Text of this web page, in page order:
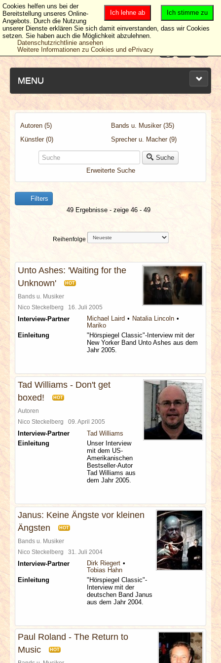
MENU
NEUESTE ARTIKEL
NEWS & DATES
VERLOSUNGEN
REDAKTION
LINKS
Autoren (5)
Bands u. Musiker (35)
Künstler (0)
Sprecher u. Macher (9)
Suche
Erweiterte Suche
Filters
49 Ergebnisse - zeige 46 - 49
Reihenfolge
Unto Ashes: 'Waiting for the
Unknown'
HOT
Bands u. Musiker
Nico Steckelberg 16. Juli 2005
Interview-Partner Michael Laird
Natalia Lincoln
Mariko
Einleitung
"Hörspiegel Classic"-Interview mit der
New Yorker Band Unto Ashes aus dem
Jahr 2005.
Tad Williams - Don't get
boxed!
HOT
Autoren
Nico Steckelberg 09. April 2005
Interview-Partner
Tad Williams
Einleitung
Unser Interview
mit dem US-
Amerikanischen
Bestseller-Autor
Tad Williams aus
dem Jahr 2005.
Janus: Keine Ängste vor kleinen
Ängsten
HOT
Bands u. Musiker
Nico Steckelberg 31. Juli 2004
Interview-Partner
Dirk Riegert
Tobias Hahn
Einleitung
"Hörspiegel Classic"-
Interview mit der
deutschen Band Janus
aus dem Jahr 2004.
Paul Roland - The Return to
Music
HOT
Ich stimme zu
Ich lehne ab
Cookies helfen uns bei der
Bereitstellung unseres Online-
Angebots. Durch die Nutzung
unserer Dienste erklären Sie sich damit einverstanden, dass wir Cookies
setzen. Sie haben auch die Möglichkeit abzulehnen.
Datenschutzrichtlinie ansehen
Weitere Informationen zu Cookies und ePrivacy